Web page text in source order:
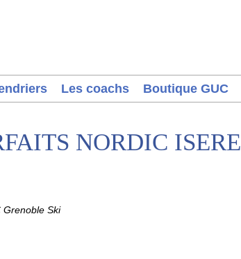
Les coachs Boutique GUC
NORDIC ISERE
Grenoble Ski